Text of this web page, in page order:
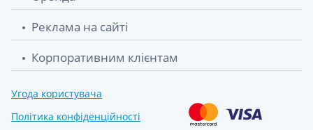
Зелена аптека олiя масажна 200 мл
розiгрiваюче
139.80 грн.
Зелена аптека олiя масажна комплексное
5в1 200мл
антицелюлiтне
139.90 грн.
Реклама на сайті
Корпоративним клієнтам
Угода користувача
Політика конфіденційності